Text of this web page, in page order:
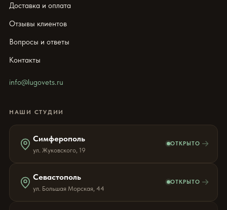
Доставка и оплата
Отзывы клиентов
Вопросы и ответы
Контакты
info@lugovets.ru
НАШИ СТУДИИ
Симферополь
ул. Жуковского, 19
ОТКРЫТО →
Севастополь
ул. Большая Морская, 44
ОТКРЫТО →